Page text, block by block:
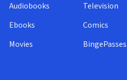
Audiobooks
Ebooks
Movies
Television
Comics
BingePasses